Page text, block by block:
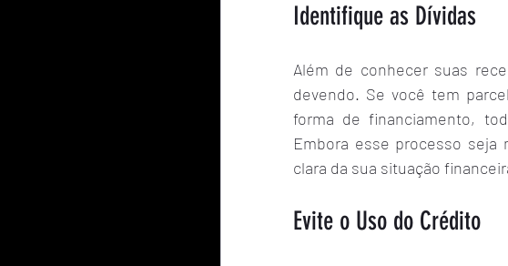
Identifique as Dívidas
Além de conhecer suas
devendo. Se você tem
forma de financiamento,
Embora esse processo seja
clara da sua situação
Evite o Uso do Crédito